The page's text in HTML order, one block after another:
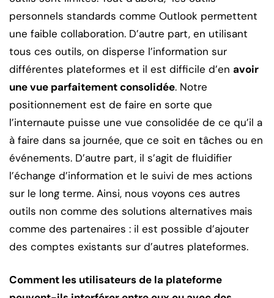
personnels standards comme Outlook permettent
une faible collaboration. D’autre part, en utilisant
tous ces outils, on disperse l’information sur
différentes plateformes et il est difficile d’en avoir
une vue parfaitement consolidée. Notre
positionnement est de faire en sorte que
l’internaute puisse une vue consolidée de ce qu’il a
à faire dans sa journée, que ce soit en tâches ou en
événements. D’autre part, il s’agit de fluidifier
l’échange d’information et le suivi de mes actions
sur le long terme. Ainsi, nous voyons ces autres
outils non comme des solutions alternatives mais
comme des partenaires : il est possible d’ajouter
des comptes existants sur d’autres plateformes.
Comment les utilisateurs de la plateforme